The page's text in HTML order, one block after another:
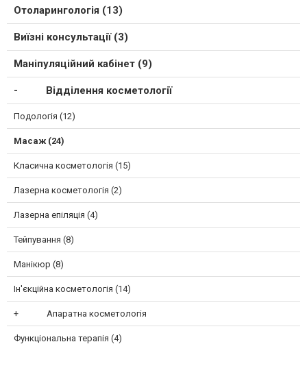
Отоларингологія (13)
Виїзні консультації (3)
Маніпуляційний кабінет (9)
Відділення косметології
Подологія (12)
Масаж (24)
Класична косметологія (15)
Лазерна косметологія (2)
Лазерна епіляція (4)
Тейпування (8)
Манікюр (8)
Ін'єкційна косметологія (14)
Апаратна косметологія
Функціональна терапія (4)